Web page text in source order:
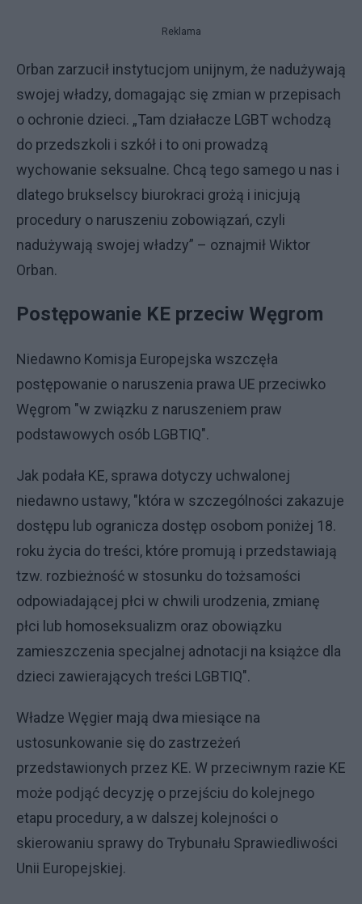
Reklama
Orban zarzucił instytucjom unijnym, że nadużywają
swojej władzy, domagając się zmian w przepisach
o ochronie dzieci. „Tam działacze LGBT wchodzą
do przedszkoli i szkół i to oni prowadzą
wychowanie seksualne. Chcą tego samego u nas i
dlatego brukselscy biurokraci grożą i inicjują
procedury o naruszeniu zobowiązań, czyli
nadużywają swojej władzy” – oznajmił Wiktor
Orban.
Postępowanie KE przeciw Węgrom
Niedawno Komisja Europejska wszczęła
postępowanie o naruszenia prawa UE przeciwko
Węgrom "w związku z naruszeniem praw
podstawowych osób LGBTIQ".
Jak podała KE, sprawa dotyczy uchwalonej
niedawno ustawy, "która w szczególności zakazuje
dostępu lub ogranicza dostęp osobom poniżej 18.
roku życia do treści, które promują i przedstawiają
tzw. rozbieżność w stosunku do tożsamości
odpowiadającej płci w chwili urodzenia, zmianę
płci lub homoseksualizm oraz obowiązku
zamieszczenia specjalnej adnotacji na książce dla
dzieci zawierających treści LGBTIQ".
Władze Węgier mają dwa miesiące na
ustosunkowanie się do zastrzeżeń
przedstawionych przez KE. W przeciwnym razie KE
może podjąć decyzję o przejściu do kolejnego
etapu procedury, a w dalszej kolejności o
skierowaniu sprawy do Trybunału Sprawiedliwości
Unii Europejskiej.